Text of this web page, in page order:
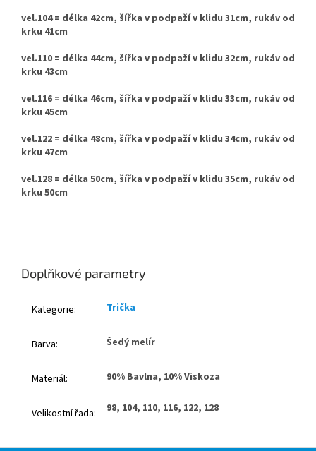
vel.104 = délka 42cm, šířka v podpaží v klidu 31cm, rukáv od
krku 41cm
vel.110 = délka 44cm, šířka v podpaží v klidu 32cm, rukáv od
krku 43cm
vel.116 = délka 46cm, šířka v podpaží v klidu 33cm, rukáv od
krku 45cm
vel.122 = délka 48cm, šířka v podpaží v klidu 34cm, rukáv od
krku 47cm
vel.128 = délka 50cm, šířka v podpaží v klidu 35cm, rukáv od
krku 50cm
Doplňkové parametry
Kategorie: Trička
Barva: Šedý melír
Materiál: 90% Bavlna, 10% Viskoza
Velikostní řada: 98, 104, 110, 116, 122, 128